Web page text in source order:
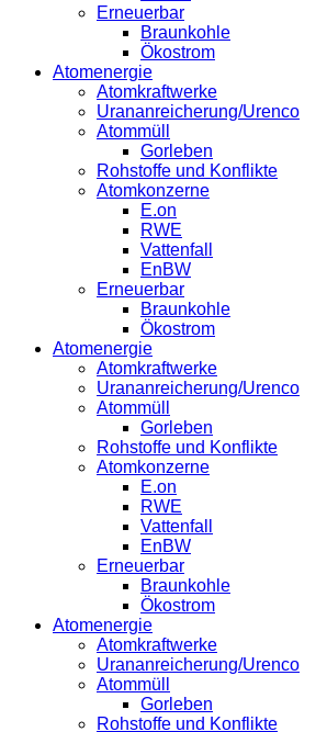
Erneuerbar
Braunkohle
Ökostrom
Atomenergie
Atomkraftwerke
Urananreicherung/Urenco
Atommüll
Gorleben
Rohstoffe und Konflikte
Atomkonzerne
E.on
RWE
Vattenfall
EnBW
Erneuerbar
Braunkohle
Ökostrom
Atomenergie
Atomkraftwerke
Urananreicherung/Urenco
Atommüll
Gorleben
Rohstoffe und Konflikte
Atomkonzerne
E.on
RWE
Vattenfall
EnBW
Erneuerbar
Braunkohle
Ökostrom
Atomenergie
Atomkraftwerke
Urananreicherung/Urenco
Atommüll
Gorleben
Rohstoffe und Konflikte